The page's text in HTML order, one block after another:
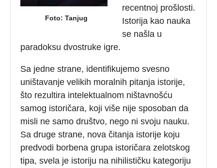
Foto: Tanjug
recentnoj prošlosti.
Istorija kao nauka
se našla u
paradoksu dvostruke igre.
Sa jedne strane, identifikujemo svesno
uništavanje velikih moralnih pitanja istorije,
što rezultira intelektualnom ništavnošću
samog istoričara, koji više nije sposoban da
misli ne samo društvo, nego ni svoju nauku.
Sa druge strane, nova čitanja istorije koju
predvodi borbena grupa istoričara zelotskog
tipa, svela je istoriju na nihilističku kategoriju